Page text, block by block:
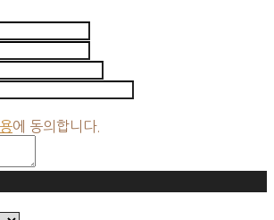
에 동의합니다.